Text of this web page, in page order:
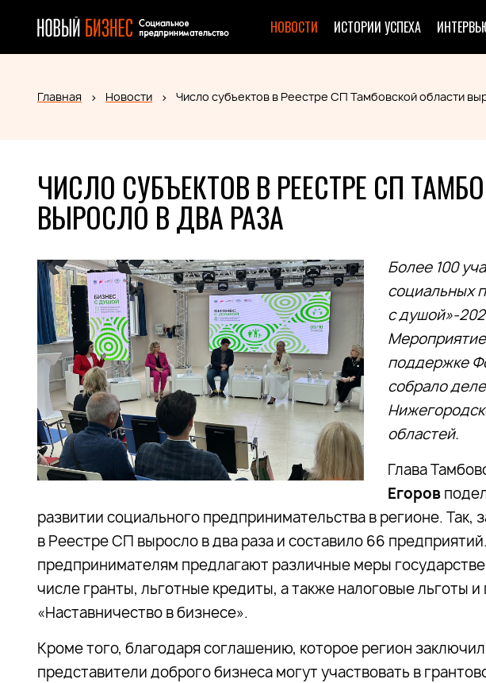
НОВОСТИ ИСТОРИИ УСПЕХА
Главная Новости Число субъектов в Реестре СП Тамбовской области
ЧИСЛО СУБЪЕКТОВ В РЕЕСТРЕ СП
ВЫРОСЛО В ДВА РАЗА
Более 100
социальных
с душой»-
поддержке
собрало
областей.
Глава
Егоров
развитии социального предпринимательства в регионе. Так,
в Реестре СП выросло в два раза и составило 66
предпринимателям предлагают различные меры
числе гранты, льготные кредиты, а также налоговые льготы
«Наставничество в бизнесе».
Кроме того, благодаря соглашению, которое регион
представители доброго бизнеса могут участвовать в